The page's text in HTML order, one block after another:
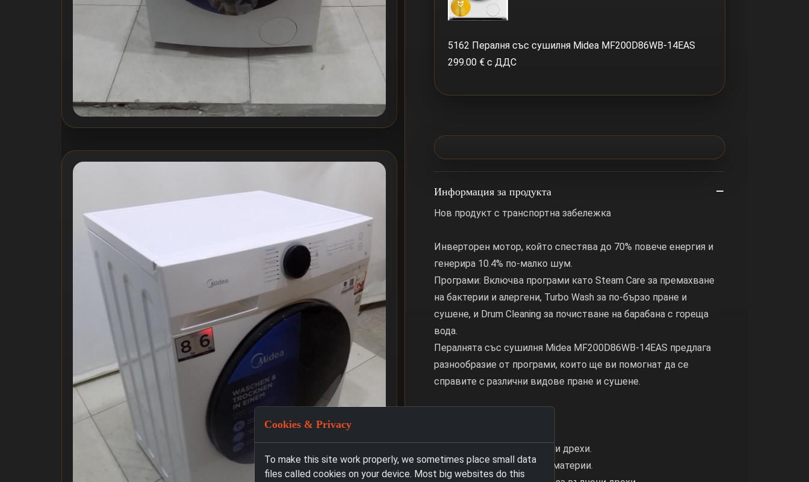
5162 Пералня със сушилня Midea MF200D86WB-14EAS
299.00 € с ДДС
Информация за продукта
Нов продукт с транспортна забележка
Инверторен мотор, който спестява до 70% повече енергия и
генерира 10.4% по-малко шум.
Програми: Включва програми като Steam Care за премахване
на бактерии и алергени, Turbo Wash за по-бързо пране и
сушене, и Drum Cleaning за почистване на барабана с гореща
вода.
Пералнята със сушилня Midea MF200D86WB-14EAS предлага
разнообразие от програми, които ще ви помогнат да се
справите с различни видове пране и сушене.
Cotton: За пране на памучни дрехи.
Synthetics: За синтетични материи.
Cookies & Privacy
To make this site work properly, we sometimes place small data
files called cookies on your device. Most big websites do this